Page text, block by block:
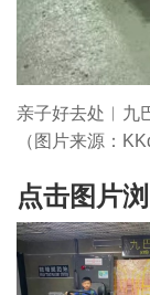
亲子好去处︳九
（图片来源：
点击图片